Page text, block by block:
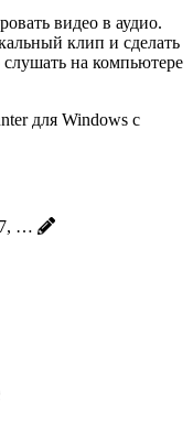
видео в аудио.
клип и сделать
на компьютере
для Windows с
7, …